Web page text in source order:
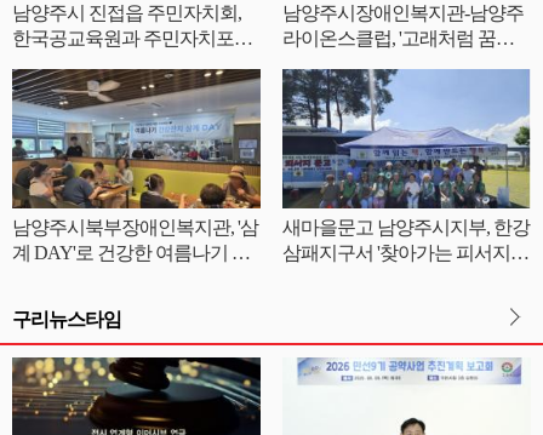
남양주시 진접읍 주민자치회,
한국공교육원과 주민자치포털
남양주시장애인복지관-남양주
라이온스클럽, '고래처럼 꿈꾸
남양주시북부장애인복지관, '삼
계 DAY'로 건강한 여름나기 응
새마을문고 남양주시지부, 한강
삼패지구서 '찾아가는 피서지문
구리뉴스타임